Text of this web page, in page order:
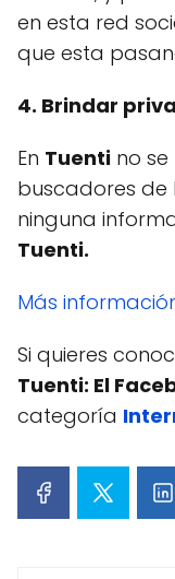
en esta red
que esta
4. Brindar
En Tuenti no
buscadores de
ninguna
Tuenti.
Más
Si quieres
Tuenti: El
categoría